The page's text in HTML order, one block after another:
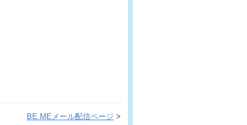
BE.MEメール配信ページ >